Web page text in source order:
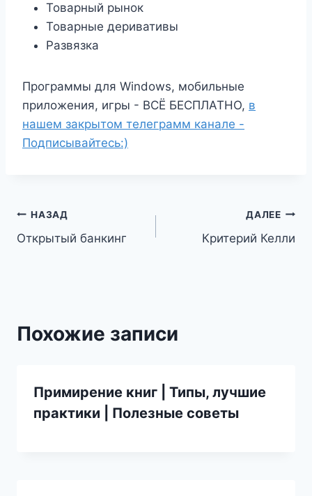
Товарный рынок
Товарные деривативы
Развязка
Программы для Windows, мобильные
приложения, игры - ВСЁ БЕСПЛАТНО, в
нашем закрытом телеграмм канале -
Подписывайтесь:)
Навигация
по
НАЗАД
Открытый банкинг
ДАЛЕЕ
Критерий Келли
Похожие записи
Примирение книг | Типы, лучшие
практики | Полезные советы